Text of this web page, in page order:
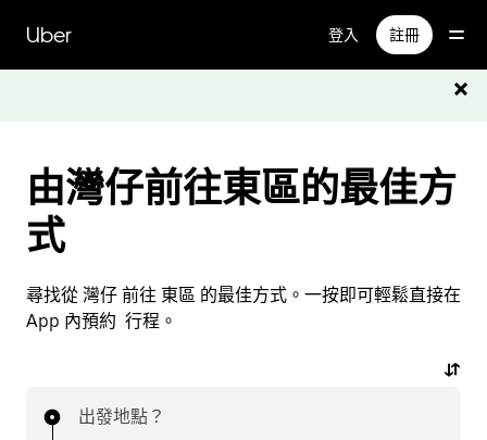
Uber 登入 註冊
由灣仔前往東區的最佳方
式
尋找從 灣仔 前往 東區 的最佳方式。一按即可輕鬆直接在
App 內預約 行程。
出發地點？